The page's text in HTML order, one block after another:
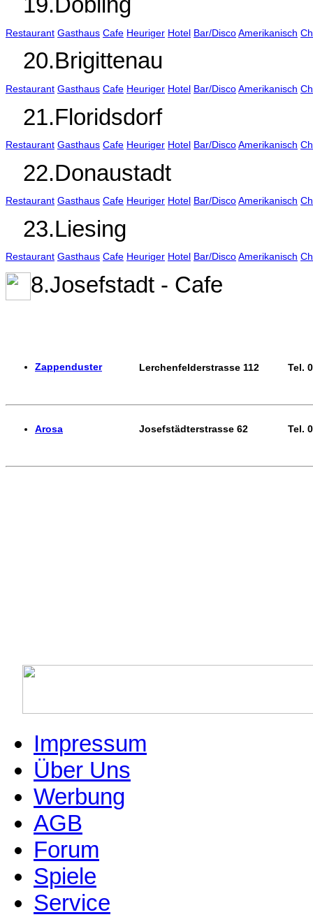
Restaurant Gasthaus Cafe Heuriger Hotel Bar/Disco Amerikanisch
20.Brigittenau
Restaurant Gasthaus Cafe Heuriger Hotel Bar/Disco Amerikanisch
21.Floridsdorf
Restaurant Gasthaus Cafe Heuriger Hotel Bar/Disco Amerikanisch
22.Donaustadt
Restaurant Gasthaus Cafe Heuriger Hotel Bar/Disco Amerikanisch
23.Liesing
Restaurant Gasthaus Cafe Heuriger Hotel Bar/Disco Amerikanisch
8.Josefstadt - Cafe
Zappenduster Lerchenfelderstrasse 112 Tel.
Arosa Josefstädterstrasse 62 Tel.
Impressum
Über Uns
Werbung
AGB
Forum
Spiele
Service